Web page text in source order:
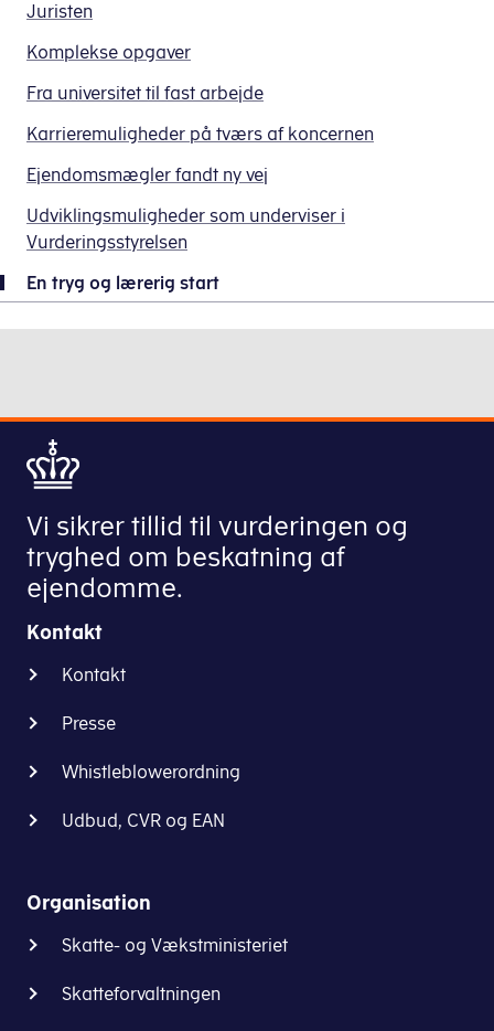
Juristen
Komplekse opgaver
Fra universitet til fast arbejde
Karrieremuligheder på tværs af koncernen
Ejendomsmægler fandt ny vej
Udviklingsmuligheder som underviser i
Vurderingsstyrelsen
En tryg og lærerig start
Vi sikrer tillid til vurderingen og
tryghed om beskatning af
ejendomme.
Kontakt
Kontakt
Presse
Whistleblowerordning
Udbud, CVR og EAN
Organisation
Skatte- og Vækstministeriet
Skatteforvaltningen